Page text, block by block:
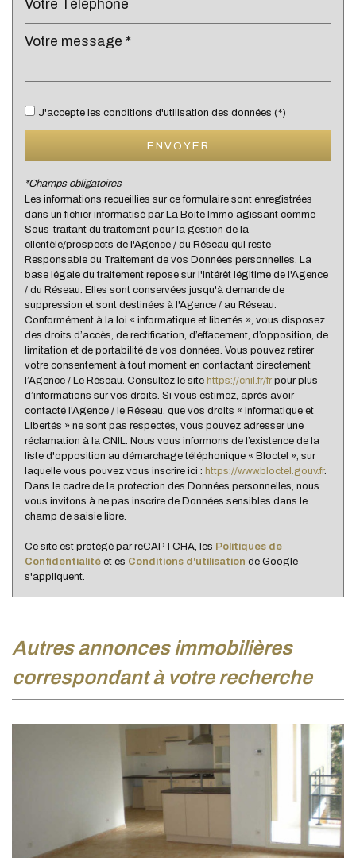
Propriétaires (vs. locataires)
58,53 %
Taxe habitation
Habitants de plus de 55 ans
Familles sans enfant
44,40 %
Familles avec 1 ou 2 enfants
Maisons
Appartements
46,21 %
Familles avec 3 enfants
J'accepte les conditions d'utilisation des données (*)
ENVOYER
*Champs obligatoires
Les informations recueillies sur ce formulaire sont enregistrées
dans un fichier informatisé par La Boite Immo agissant comme
Sous-traitant du traitement pour la gestion de la
clientèle/prospects de l'Agence / du Réseau qui reste
Responsable du Traitement de vos Données personnelles. La
base légale du traitement repose sur l'intérêt légitime de l'Agence
/ du Réseau. Elles sont conservées jusqu'à demande de
suppression et sont destinées à l'Agence / au Réseau.
Conformément à la loi « informatique et libertés », vous disposez
des droits d’accès, de rectification, d’effacement, d’opposition, de
limitation et de portabilité de vos données. Vous pouvez retirer
votre consentement à tout moment en contactant directement
l’Agence / Le Réseau. Consultez le site https://cnil.fr/fr pour plus
d’informations sur vos droits. Si vous estimez, après avoir
contacté l'Agence / le Réseau, que vos droits « Informatique et
Libertés » ne sont pas respectés, vous pouvez adresser une
réclamation à la CNIL. Nous vous informons de l’existence de la
liste d'opposition au démarchage téléphonique « Bloctel », sur
laquelle vous pouvez vous inscrire ici : https://www.bloctel.gouv.fr.
Dans le cadre de la protection des Données personnelles, nous
vous invitons à ne pas inscrire de Données sensibles dans le
champ de saisie libre.
Ce site est protégé par reCAPTCHA, les Politiques de
Confidentialité et es Conditions d'utilisation de Google
s'appliquent.
autres annonces immobilières
correspondant à votre recherche